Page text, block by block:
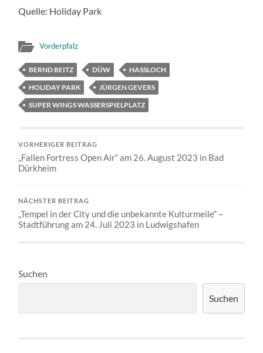
Quelle: Holiday Park
Vorderpfalz
BERND BEITZ DÜW
HASSLOCH
HOLIDAY PARK
JÜRGEN GEVERS
SUPER WINGS WASSERSPIELPLATZ
VORHERIGER BEITRAG
„Fallen Fortress Open Air“ am 26. August 2023 in Bad
Dürkheim
NÄCHSTER BEITRAG
„Tempel in der City und die unbekannte Kulturmeile“ –
Stadtführung am 24. Juli 2023 in Ludwigshafen
Suchen
Suchen